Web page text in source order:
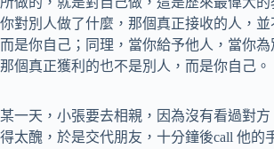
你對別人做了什麼，那個真正接收的人，並
而是你自己；同理，當你給予他人，當你為
那個真正獲利的也不是別人，而是你自己。
某一天，小張要去相親，因為沒有看過對
得太醜，於是交代朋友，十分鐘後call 他的